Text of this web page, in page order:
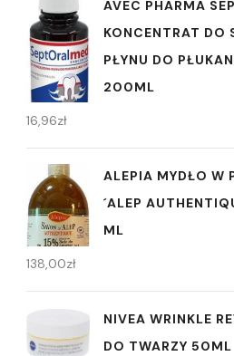
AVEC PHARMA
KONCENTRAT DO
PŁYNU DO
200ML
16,96zł
ALEPIA MYDŁO W
´ALEP
ML
138,00zł
NIVEA WRINKLE
DO TWARZY 50ML